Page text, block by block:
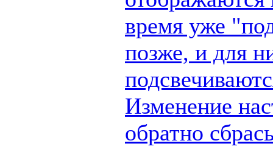
время уже
позже, и для
Изменение
обратно